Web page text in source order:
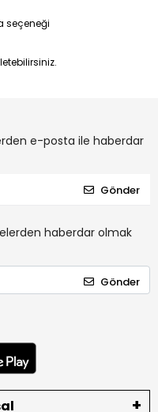
seçeneği
e-posta ile haberdar
Gönder
haberdar olmak
Gönder